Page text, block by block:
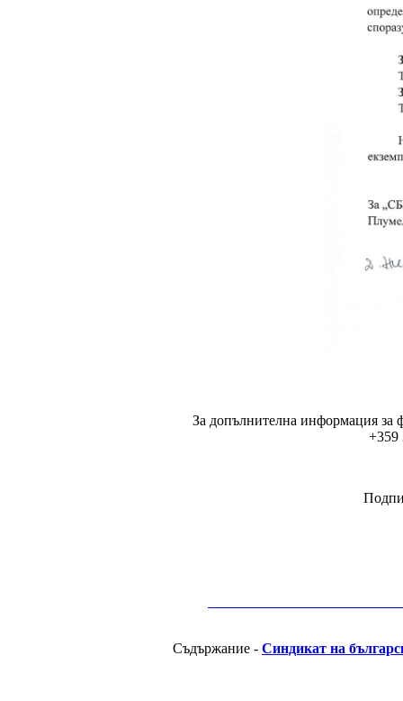
За допълнителна информация за
+359
Съдържание - Синдикат на